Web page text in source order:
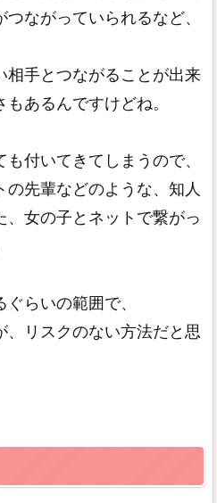
ながっていられるなど、
相手とつながることが出来
あるんですけどね。
付いてきてしまうので、
の先輩などのような、知人
、女の子とネットで繋がっ
らいの範囲で、
、リスクのない方法だと思